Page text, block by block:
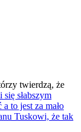
twierdzą, że
słabszym
to jest za mało
Tuskowi, że tak